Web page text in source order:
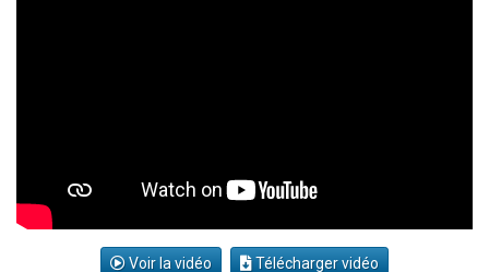
Voir la vidéo Télécharger vidéo